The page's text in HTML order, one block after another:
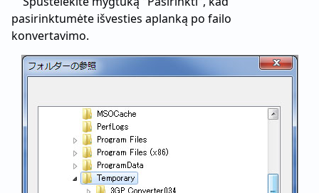
pasirinktumėte išvesties aplanką po failo
konvertavimo.